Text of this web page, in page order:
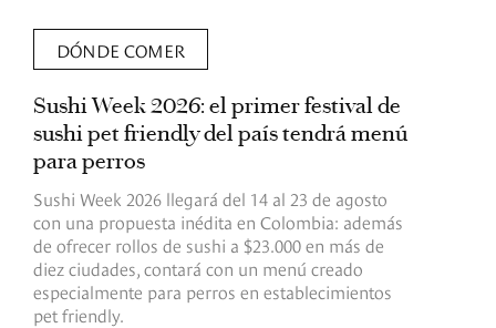
DÓNDE COMER
Sushi Week 2026: el primer festival de
sushi pet friendly del país tendrá menú
para perros
Sushi Week 2026 llegará del 14 al 23 de agosto
con una propuesta inédita en Colombia: además
de ofrecer rollos de sushi a $23.000 en más de
diez ciudades, contará con un menú creado
especialmente para perros en establecimientos
pet friendly.